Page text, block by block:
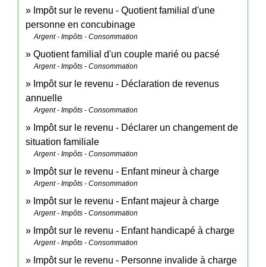
Impôt sur le revenu - Quotient familial d'une
personne en concubinage
Argent - Impôts - Consommation
Quotient familial d'un couple marié ou pacsé
Argent - Impôts - Consommation
Impôt sur le revenu - Déclaration de revenus
annuelle
Argent - Impôts - Consommation
Impôt sur le revenu - Déclarer un changement de
situation familiale
Argent - Impôts - Consommation
Impôt sur le revenu - Enfant mineur à charge
Argent - Impôts - Consommation
Impôt sur le revenu - Enfant majeur à charge
Argent - Impôts - Consommation
Impôt sur le revenu - Enfant handicapé à charge
Argent - Impôts - Consommation
Impôt sur le revenu - Personne invalide à charge